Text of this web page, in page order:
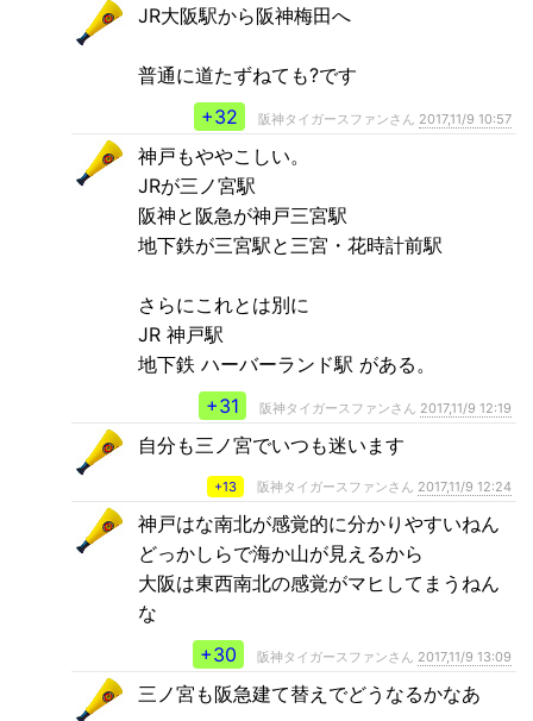
JR大阪駅から阪神梅田へ
普通に道たずねても?です
+32
阪神タイガースファンさん 2017,11/9 10:57
神戸もややこしい。
JRが三ノ宮駅
阪神と阪急が神戸三宮駅
地下鉄が三宮駅と三宮・花時計前駅
さらにこれとは別に
JR 神戸駅
地下鉄 ハーバーランド駅 がある。
+31
阪神タイガースファンさん 2017,11/9 12:19
自分も三ノ宮でいつも迷います
+13 阪神タイガースファンさん 2017,11/9 12:24
神戸はな南北が感覚的に分かりやすいねん
どっかしらで海か山が見えるから
大阪は東西南北の感覚がマヒしてまうねん
な
+30
阪神タイガースファンさん 2017,11/9 13:09
三ノ宮も阪急建て替えでどうなるかなあ